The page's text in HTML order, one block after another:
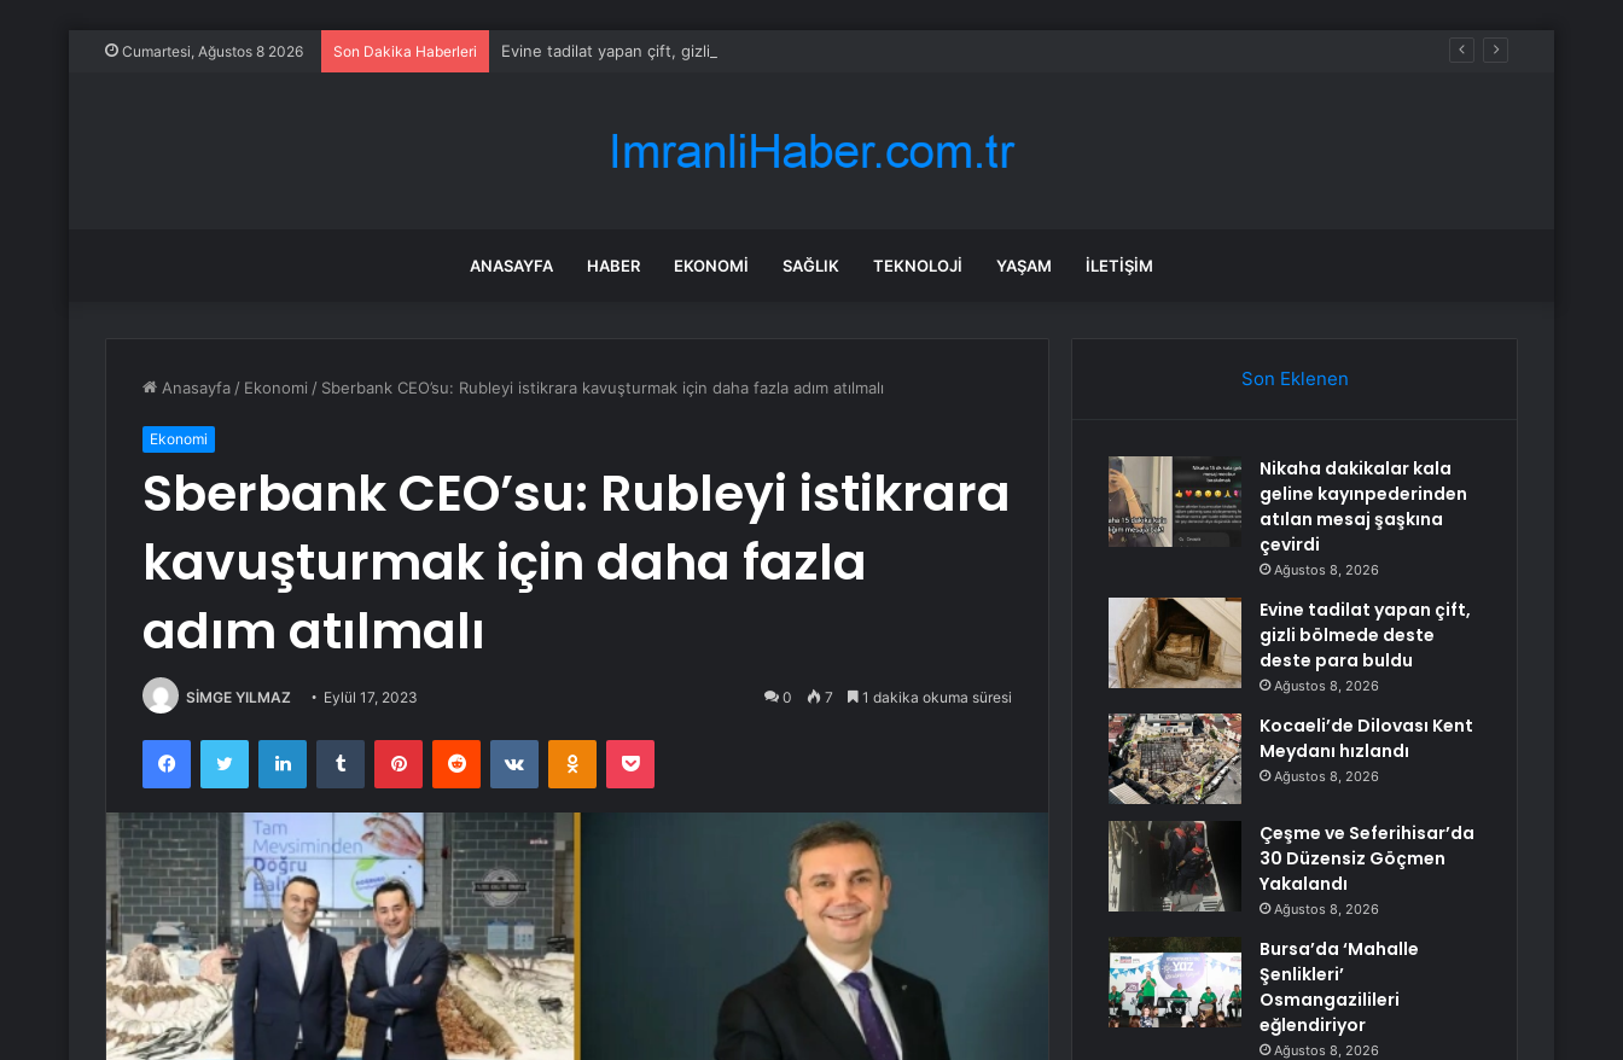
Cumartesi, Ağustos 8 2026 Son Dakika Haberleri Evine tadilat yapan çift, gizli bölmede deste deste para buldu
ANASAYFA HABER EKONOMI SAĞLIK TEKNOLOJI YAŞAM İLETIŞIM
Anasayfa / Ekonomi / Sberbank CEO’su: Rubleyi istikrara kavuşturmak için daha fazla adım atılmalı
Ekonomi
Sberbank CEO’su: Rubleyi istikrara
kavuşturmak için daha fazla
adım atılmalı
SİMGE YILMAZ Eylül 17, 2023 0 7 1 dakika okuma süresi
FacebookTwitter LinkedInTumblr PinterestReddit VKontakteOdnoklassniki
Pocket
Son Eklenen
Nikaha dakikalar kala
geline kayınpederinden
atılan mesaj şaşkına
çevirdi
Ağustos 8, 2026
Evine tadilat yapan çift,
gizli bölmede deste
deste para buldu
Ağustos 8, 2026
Kocaeli’de Dilovası Kent
Meydanı hızlandı
Ağustos 8, 2026
Çeşme ve Seferihisar’da
30 Düzensiz Göçmen
Yakalandı
Ağustos 8, 2026
Bursa’da ‘Mahalle
Şenlikleri’
Osmangazilileri
eğlendiriyor
Ağustos 8, 2026